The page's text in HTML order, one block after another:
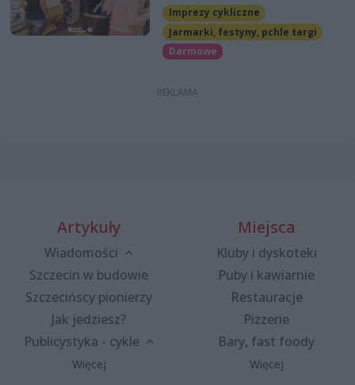
Imprezy cykliczne
Jarmarki, festyny, pchle targi
Darmowe
Artykuły
Wiadomości
Szczecin w budowie
Szczecińscy pionierzy
Jak jedziesz?
Publicystyka - cykle
Więcej
Miejsca
Kluby i dyskoteki
Puby i kawiarnie
Restauracje
Pizzerie
Bary, fast foody
Więcej